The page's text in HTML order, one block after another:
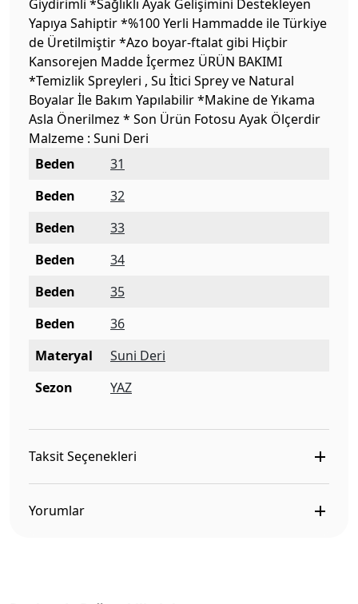
Giydirimli *Sağlıklı Ayak Gelişimini Destekleyen
Yapıya Sahiptir *%100 Yerli Hammadde ile Türkiye
de Üretilmiştir *Azo boyar-ftalat gibi Hiçbir
Kansorejen Madde İçermez ÜRÜN BAKIMI
*Temizlik Spreyleri , Su İtici Sprey ve Natural
Boyalar İle Bakım Yapılabilir *Makine de Yıkama
Asla Önerilmez * Son Ürün Fotosu Ayak Ölçerdir
Malzeme : Suni Deri
Beden
31
Beden
32
Beden
33
Beden
34
Beden
35
Beden
36
Materyal
Suni Deri
Sezon
YAZ
Taksit Seçenekleri
Yorumlar